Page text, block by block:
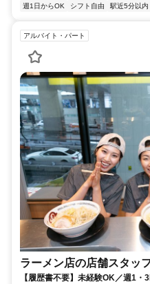
週1日からOK シフト自由 駅近5分以内
アルバイト・パート
ラーメン店の店舗スタッ
【履歴書不要】未経験OK／週1